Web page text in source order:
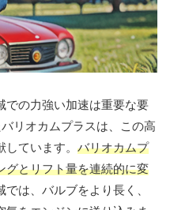
での力強い加速は重要な要
リオカムプラスは、この高
ています。 バリオカムプ
グとリフト量を連続的に変
では、バルブをより長く、